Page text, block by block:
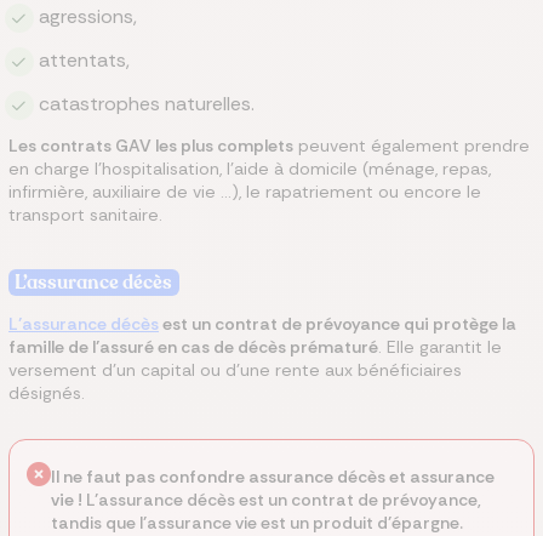
agressions,
attentats,
catastrophes naturelles.
Les contrats GAV les plus complets peuvent également prendre
en charge l’hospitalisation, l’aide à domicile (ménage, repas,
infirmière, auxiliaire de vie …), le rapatriement ou encore le
transport sanitaire.
L’assurance décès
L’assurance décèsest un contrat de prévoyance qui protège la
famille de l’assuré en cas de décès prématuré. Elle garantit le
versement d’un capital ou d’une rente aux bénéficiaires
désignés.
Il ne faut pas confondre assurance décès et assurance
vie ! L’assurance décès est un contrat de prévoyance,
tandis que l’assurance vie est un produit d’épargne.